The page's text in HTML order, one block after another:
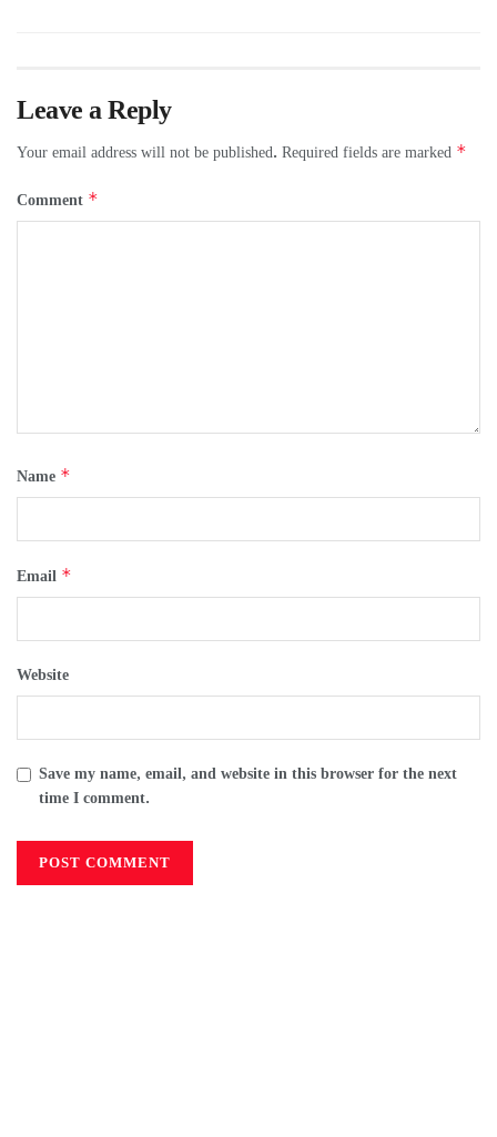
Leave a Reply
Your email address will not be published. Required fields are marked *
Comment *
Name *
Email *
Website
Save my name, email, and website in this browser for the next
time I comment.